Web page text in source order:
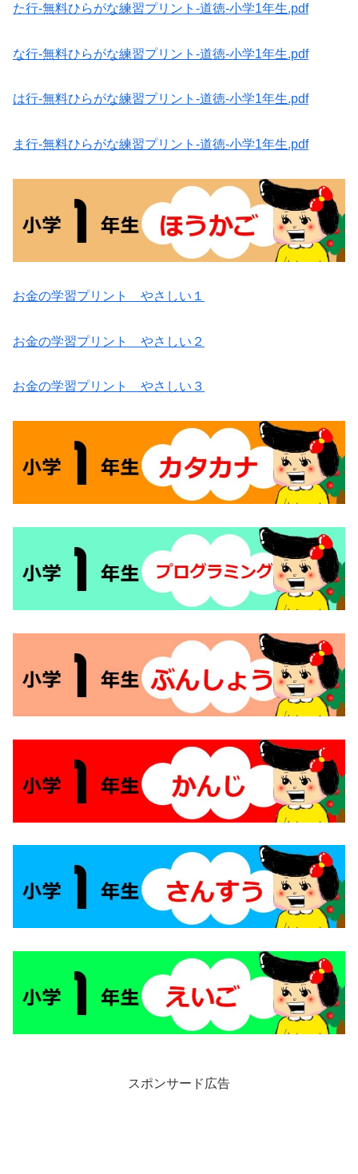
た行-無料ひらがな練習プリント-道徳-小学1年生.pdf
な行-無料ひらがな練習プリント-道徳-小学1年生.pdf
は行-無料ひらがな練習プリント-道徳-小学1年生.pdf
ま行-無料ひらがな練習プリント-道徳-小学1年生.pdf
お金の学習プリント やさしい１
お金の学習プリント やさしい２
お金の学習プリント やさしい３
スポンサード広告